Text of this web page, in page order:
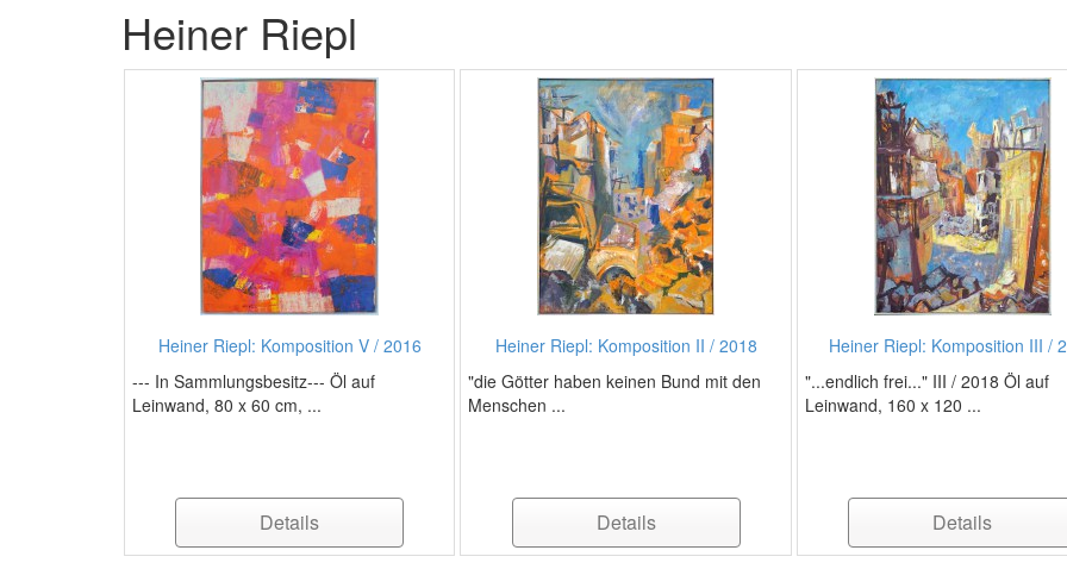
Heiner Riepl
Heiner Riepl: Komposition V / 2016
--- In Sammlungsbesitz--- Öl auf
Leinwand, 80 x 60 cm, ...
Details
Heiner Riepl: Komposition II / 2018
"die Götter haben keinen Bund mit den
Menschen ...
Details
Heiner Riepl: Komposition III /
"...endlich frei..." III / 2018 Öl auf
Leinwand, 160 x 120 ...
Details